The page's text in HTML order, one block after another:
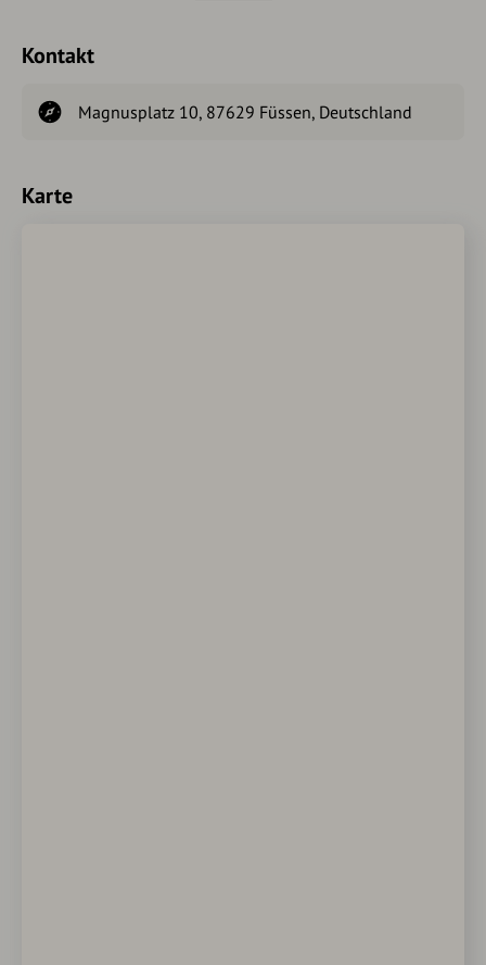
Kontakt
Magnusplatz 10, 87629 Füssen, Deutschland
Karte